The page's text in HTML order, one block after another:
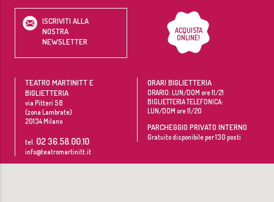
ISCRIVITI ALLA
NOSTRA
NEWSLETTER
ACQUISTA
ONLINE!
TEATRO MARTINITT E
BIGLIETTERIA
via Pitteri 58
(zona Lambrate)
20134Milano
tel. 02 36.58.00.10
info@teatromartinitt.it
ORARI BIGLIETTERIA
ORARIO: LUN/DOM ore 11/21
BIGLIETTERIA TELEFONICA:
LUN/DOM ore 11/20
PARCHEGGIO PRIVATO INTERNO
Gratuito disponibile per 130 posti